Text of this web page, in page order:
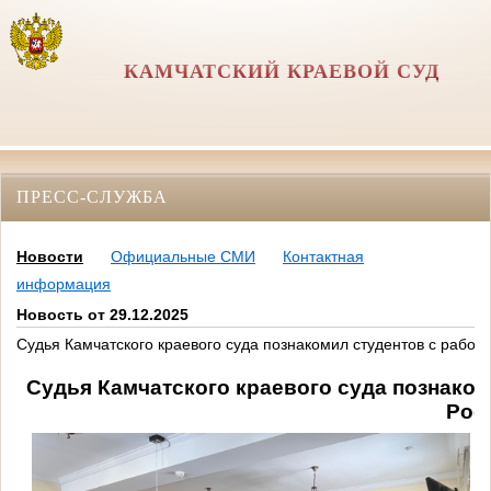
КАМЧАТСКИЙ КРАЕВОЙ СУД
ПРЕСС-СЛУЖБА
Новости Официальные СМИ
Контактная
информация
Новость от 29.12.2025
Судья Камчатского краевого суда познакомил студентов с
Судья Камчатского краевого суда